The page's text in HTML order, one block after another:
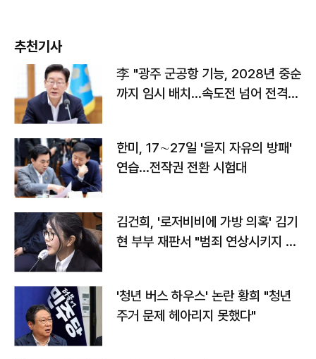
추천기사
李 "광주 군공항 기능, 2028년 중순
까지 임시 배치…속도전 넘어 전격
한미, 17∼27일 '을지 자유의 방패'
연습…전작권 전환 시험대
김건희, '로저비비에 가방 의혹' 김기
현 부부 재판서 "범죄 연상시키지 말
'청년 버스 하우스' 논란 황희 "청년
주거 문제 헤아리지 못했다"